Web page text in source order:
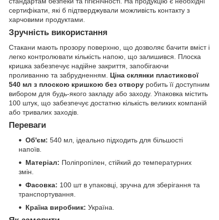
сертифікати, які б підтверджували можливість контакту з
харчовими продуктами.
Зручність використання
Стакани мають прозору поверхню, що дозволяє бачити вміст і
легко контролювати кількість напою, що залишився. Плоска
кришка забезпечує надійне закриття, запобігаючи
проливанню та забрудненням. Ціна склянки пластикової
540 мл з плоскою кришкою без отвору робить її доступним
вибором для будь-якого закладу або заходу. Упаковка містить
100 штук, що забезпечує достатню кількість великих компаній
або тривалих заходів.
Переваги
Об'єм: 540 мл, ідеально підходить для більшості
напоїв.
Матеріал: Поліпропілен, стійкий до температурних
змін.
Фасовка: 100 шт в упаковці, зручна для зберігання та
транспортування.
Країна виробник: Україна.